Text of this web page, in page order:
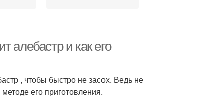
алебастр и как его
, чтобы быстро не засох. Ведь не
его приготовления.